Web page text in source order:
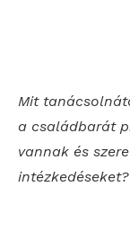
Mit
a családbarát
vannak és